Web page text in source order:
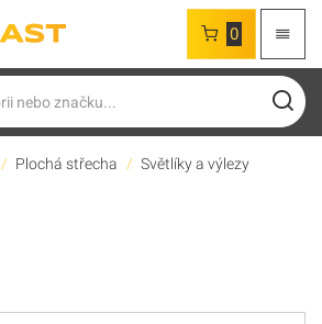
0
Plochá střecha
Světlíky a výlezy